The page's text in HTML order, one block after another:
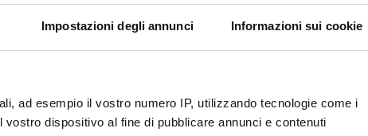
Impostazioni degli annunci Informazioni sui cookie
ad esempio il vostro numero IP, utilizzando tecnologie come i
dispositivo al fine di pubblicare annunci e contenuti
6 C